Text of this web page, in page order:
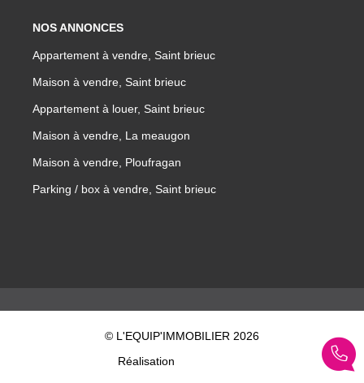
NOS ANNONCES
Appartement à vendre, Saint brieuc
Maison à vendre, Saint brieuc
Appartement à louer, Saint brieuc
Maison à vendre, La meaugon
Maison à vendre, Ploufragan
Parking / box à vendre, Saint brieuc
© L'EQUIP'IMMOBILIER 2026
Réalisation